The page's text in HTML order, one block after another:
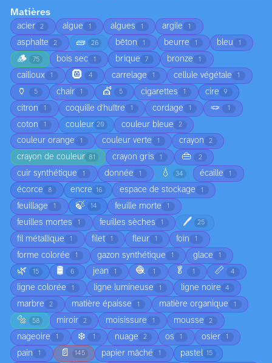
Matières
acier 2 algue 1 algues 1 argile 1
asphalte 2 🧱 26 bêton 1 beurre 1 bleu 1
🪵 75 bois sec 1 brique 7 bronze 1
cailloux 1 🛞 4 carrelage 1 cellule végétale 1
🏺 5 chair 1 💇 5 cigarettes 1 cire 9
citron 1 coquille d'huître 1 cordage 1 🪢 1
coton 1 couleur 20 couleur bleue 2
couleur orange 1 couleur verte 1 crayon 2
crayon de couleur 81 crayon gris 1 👜 2
cuir synthétique 1 donnée 1 💧 34 écaille 1
écorce 8 encre 16 espace de stockage 1
feuillage 1 🍃 14 feuille morte 1
feuilles mortes 1 feuilles sèches 1 🖊️ 25
fil métallique 1 filet 1 fleur 1 foin 1
forme colorée 1 gazon synthétique 1 glace 1
🌿 15 🛢️ 6 jean 1 🧶 1 🥬 1 📏 4
ligne colorée 1 ligne lumineuse 1 ligne noire 4
marbre 2 matière épaisse 1 matière organique 1
🔩 58 miroir 2 moisissure 1 mousse 2
nageoire 1 ❄️ 1 nuage 2 os 1 osier 1
pain 1 📄 145 papier mâché 1 pastel 15